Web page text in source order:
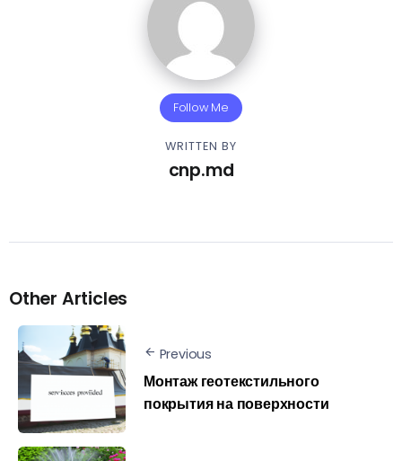
Follow Me
WRITTEN BY
cnp.md
Other Articles
Previous
Монтаж геотекстильного
покрытия на поверхности